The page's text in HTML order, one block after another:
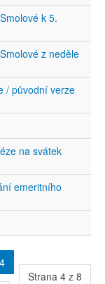
k 5.
z neděle
/ původní verze
na svátek
emeritního
Strana 4 z 8
4